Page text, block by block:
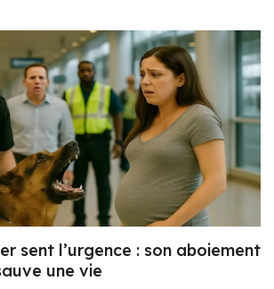
sent l’urgence : son aboiement
une vie